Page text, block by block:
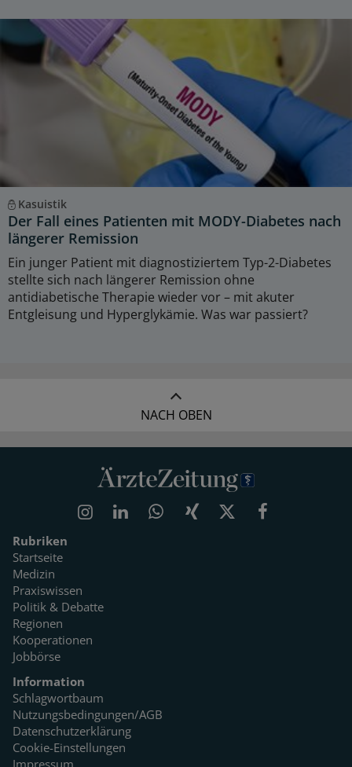
Kasuistik
Der Fall eines Patienten mit MODY-Diabetes nach
längerer Remission
Ein junger Patient mit diagnostiziertem Typ-2-Diabetes
stellte sich nach längerer Remission ohne
antidiabetische Therapie wieder vor – mit akuter
Entgleisung und Hyperglykämie. Was war passiert?
NACH OBEN
Rubriken
Startseite
Medizin
Praxiswissen
Politik & Debatte
Regionen
Kooperationen
Jobbörse
Information
Schlagwortbaum
Nutzungsbedingungen/AGB
Datenschutzerklärung
Cookie-Einstellungen